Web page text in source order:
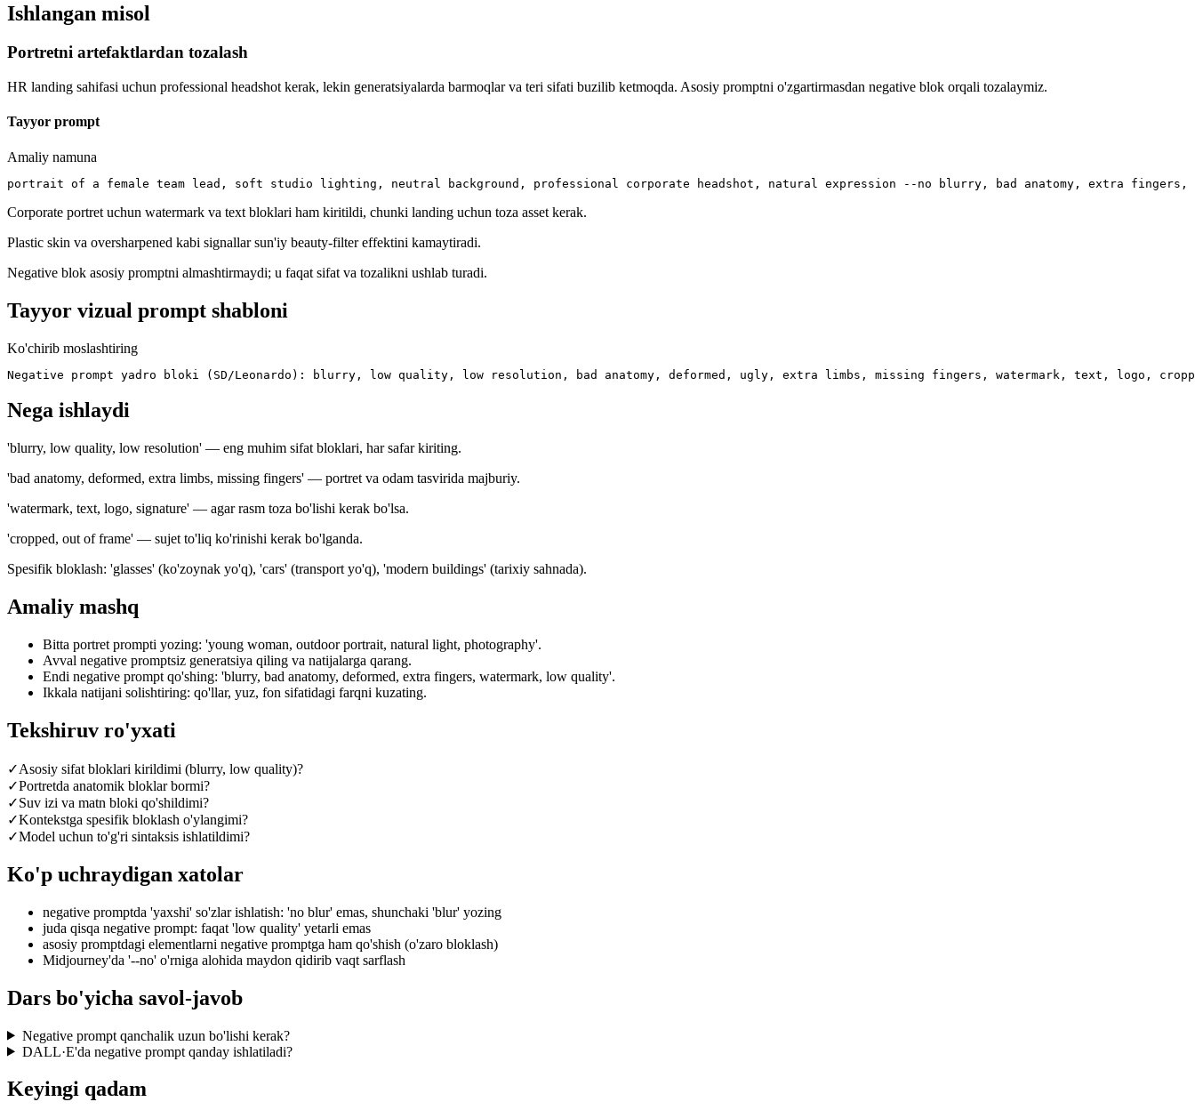
Ishlangan misol
Portretni artefaktlardan tozalash
HR landing sahifasi uchun professional headshot kerak, lekin generatsiyalarda barmoqlar va teri sifati buzilib ketmoqda. Asosiy promptni o'zgartirmasdan negative blok orqali tozalaymiz.
Tayyor prompt
Amaliy namuna
portrait of a female team lead, soft studio lighting, neutral background, professional corporate headshot, natural expression --no blurry, bad anatomy, extra fingers,
Corporate portret uchun watermark va text bloklari ham kiritildi, chunki landing uchun toza asset kerak.
Plastic skin va oversharpened kabi signallar sun'iy beauty-filter effektini kamaytiradi.
Negative blok asosiy promptni almashtirmaydi; u faqat sifat va tozalikni ushlab turadi.
Tayyor vizual prompt shabloni
Ko'chirib moslashtiring
Negative prompt yadro bloki (SD/Leonardo): blurry, low quality, low resolution, bad anatomy, deformed, ugly, extra limbs, missing fingers, watermark, text, logo,
Nega ishlaydi
'blurry, low quality, low resolution' — eng muhim sifat bloklari, har safar kiriting.
'bad anatomy, deformed, extra limbs, missing fingers' — portret va odam tasvirida majburiy.
'watermark, text, logo, signature' — agar rasm toza bo'lishi kerak bo'lsa.
'cropped, out of frame' — sujet to'liq ko'rinishi kerak bo'lganda.
Spesifik bloklash: 'glasses' (ko'zoynak yo'q), 'cars' (transport yo'q), 'modern buildings' (tarixiy sahnada).
Amaliy mashq
Bitta portret prompti yozing: 'young woman, outdoor portrait, natural light, photography'.
Avval negative promptsiz generatsiya qiling va natijalarga qarang.
Endi negative prompt qo'shing: 'blurry, bad anatomy, deformed, extra fingers, watermark, low quality'.
Ikkala natijani solishtiring: qo'llar, yuz, fon sifatidagi farqni kuzating.
Tekshiruv ro'yxati
✓Asosiy sifat bloklari kirildimi (blurry, low quality)?
✓Portretda anatomik bloklar bormi?
✓Suv izi va matn bloki qo'shildimi?
✓Kontekstga spesifik bloklash o'ylangimi?
✓Model uchun to'g'ri sintaksis ishlatildimi?
Ko'p uchraydigan xatolar
negative promptda 'yaxshi' so'zlar ishlatish: 'no blur' emas, shunchaki 'blur' yozing
juda qisqa negative prompt: faqat 'low quality' yetarli emas
asosiy promptdagi elementlarni negative promptga ham qo'shish (o'zaro bloklash)
Midjourney'da '--no' o'rniga alohida maydon qidirib vaqt sarflash
Dars bo'yicha savol-javob
Negative prompt qanchalik uzun bo'lishi kerak?
DALL·E'da negative prompt qanday ishlatiladi?
Keyingi qadam